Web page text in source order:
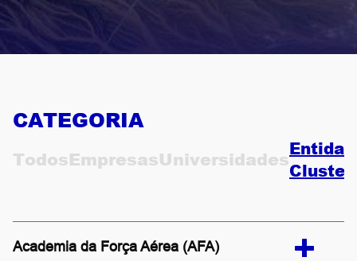
PARCEIROS
NOTÍCIAS
THE
ECONOMIST
CONTACTOS
EN
CATEGORIA
TodosEmpresasUniversidades
Academia da Força Aérea (AFA)